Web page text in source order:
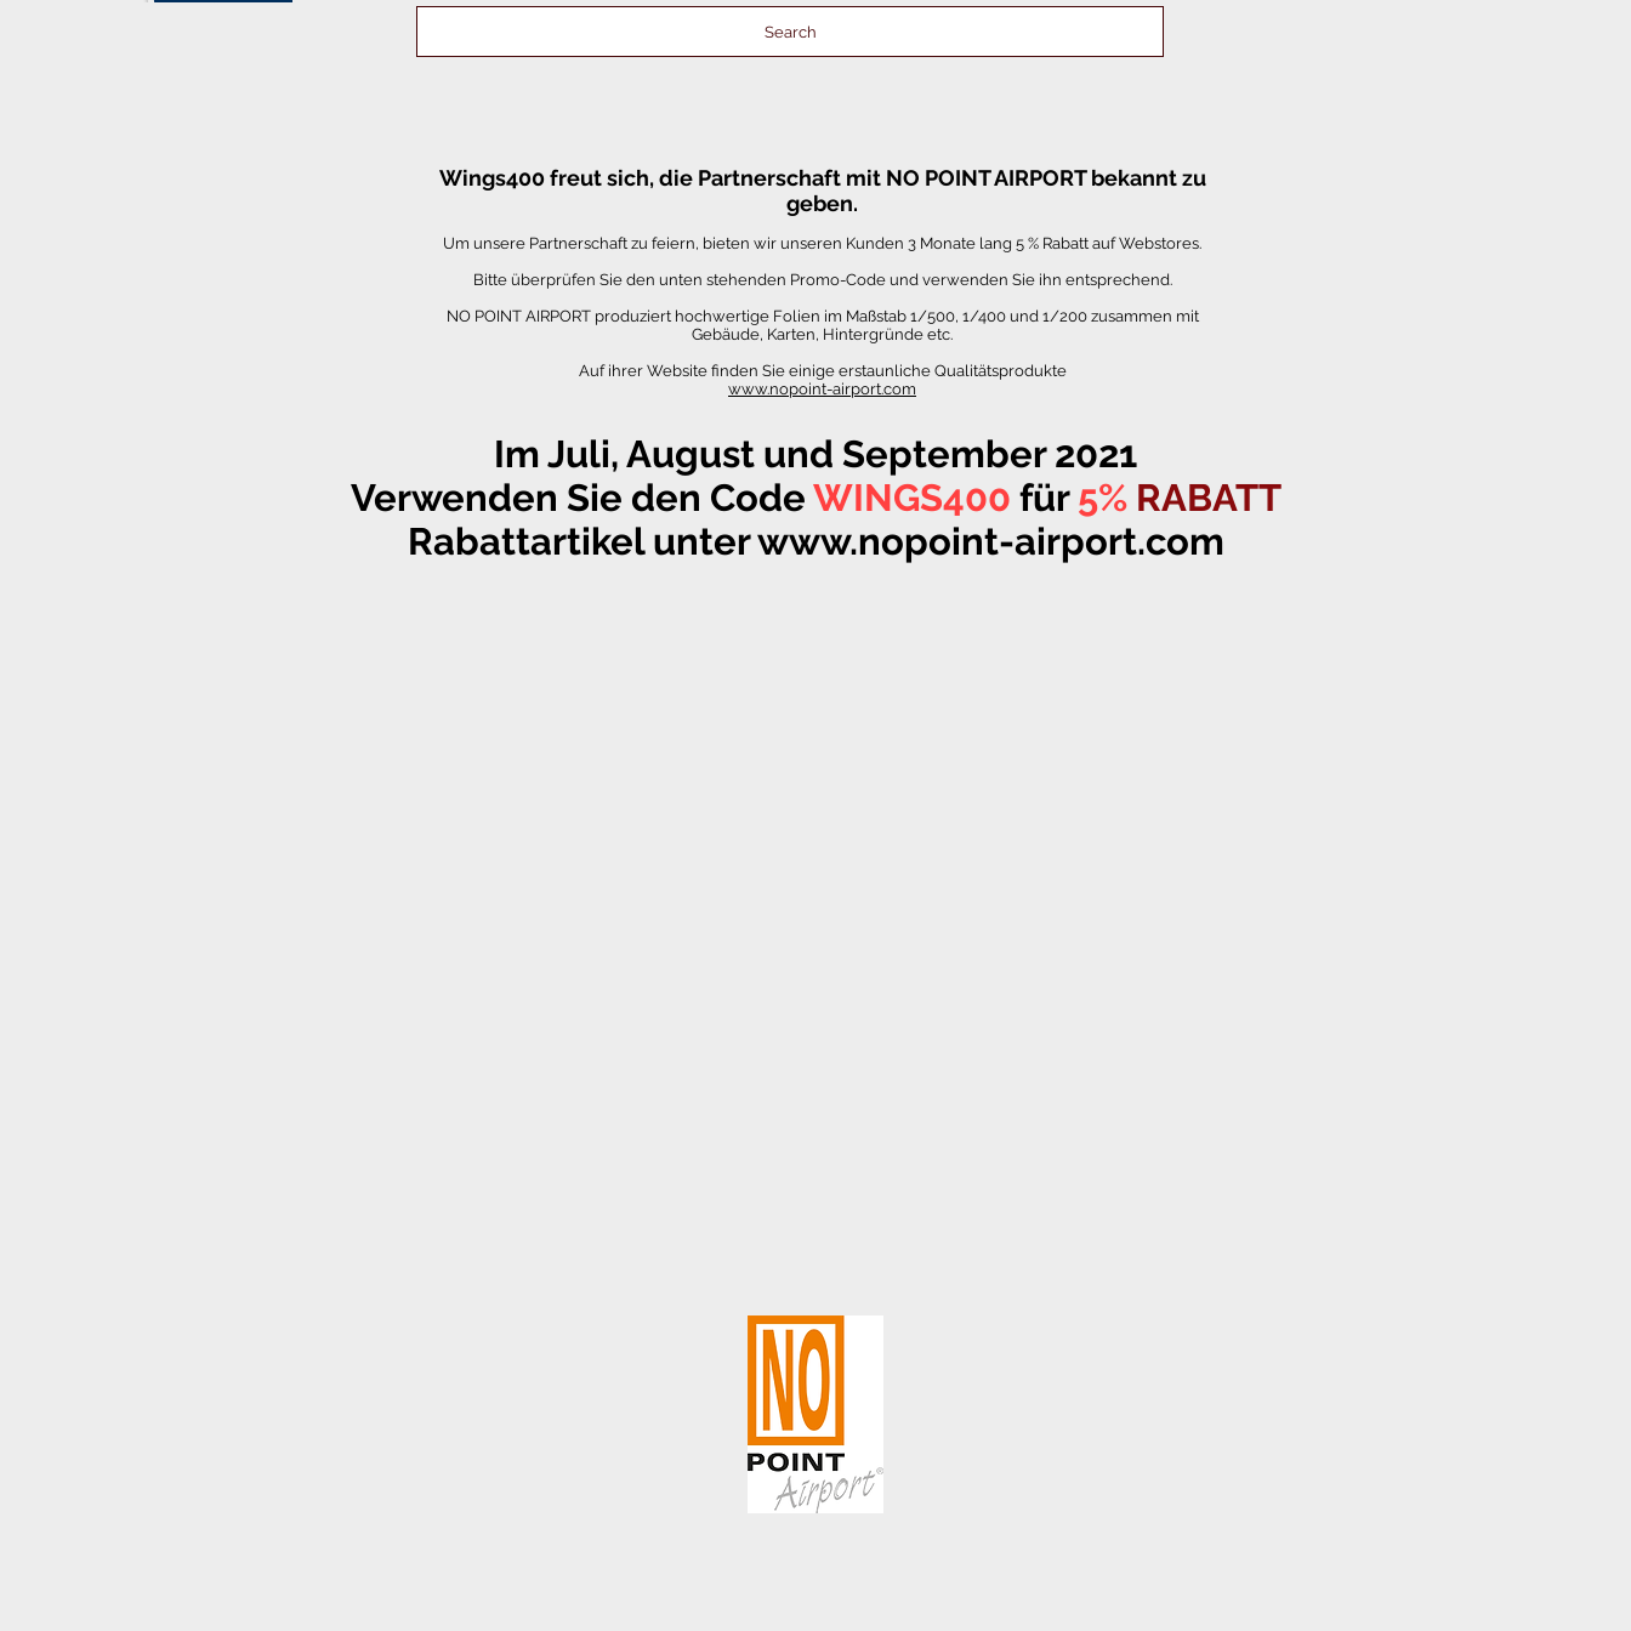
IG
Search
Wings400 freut sich, die Partnerschaft mit NO POINT AIRPORT bekannt zu
geben.
Um unsere Partnerschaft zu feiern, bieten wir unseren Kunden 3 Monate lang 5 % Rabatt auf Webstores.
Bitte überprüfen Sie den unten stehenden Promo-Code und verwenden Sie ihn entsprechend.
NO POINT AIRPORT produziert hochwertige Folien im Maßstab 1/500, 1/400 und 1/200 zusammen mit
Gebäude, Karten, Hintergründe etc.
Auf ihrer Website finden Sie einige erstaunliche Qualitätsprodukte
www.nopoint-airport.com
Im Juli, August und September 2021
Verwenden Sie den CodeWINGS400 für 5%RABATT
Rabattartikel unterwww.nopoint-airport.com